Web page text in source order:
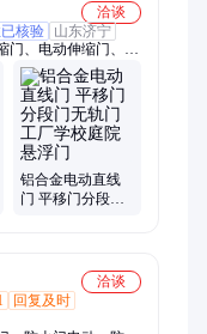
洽谈
核验
山东济宁
、电动伸缩门、不
、栅栏道闸、电动大
、电动悬浮门、悬浮
院铁艺围栏、分段伸
钢铁艺围栏、电动伸
铝合金电动直线
门 平移门分段门
洽谈
回复及时